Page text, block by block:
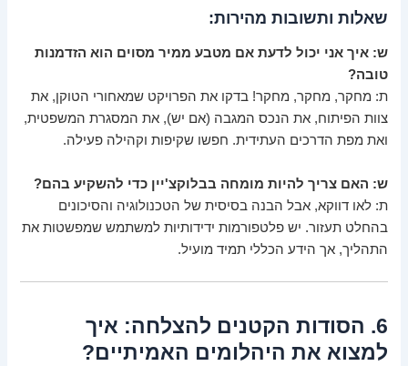
שאלות ותשובות מהירות:
ש: איך אני יכול לדעת אם מטבע ממיר מסוים הוא הזדמנות
טובה?
ת: מחקר, מחקר, מחקר! בדקו את הפרויקט שמאחורי הטוקן, את
צוות הפיתוח, את הנכס המגבה (אם יש), את המסגרת המשפטית,
ואת מפת הדרכים העתידית. חפשו שקיפות וקהילה פעילה.
ש: האם צריך להיות מומחה בבלוקצ'יין כדי להשקיע בהם?
ת: לאו דווקא, אבל הבנה בסיסית של הטכנולוגיה והסיכונים
בהחלט תעזור. יש פלטפורמות ידידותיות למשתמש שמפשטות את
התהליך, אך הידע הכללי תמיד מועיל.
6. הסודות הקטנים להצלחה: איך
למצוא את היהלומים האמיתיים?